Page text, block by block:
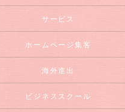
サービス
ホームページ集客
海外進出
ビジネススクール